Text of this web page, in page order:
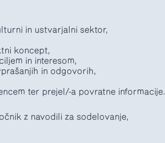
in ustvarjalni sektor,
koncept,
in interesom,
in odgovorih,
ter prejel/-a povratne informacije.
z navodili za sodelovanje,